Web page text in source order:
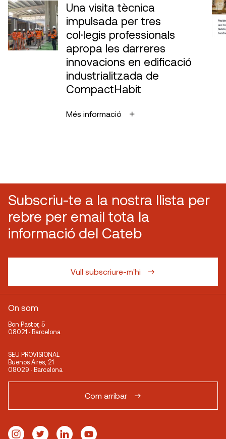
Una visita tècnica
impulsada per tres
col·legis professionals
apropa les darreres
innovacions en edificació
industrialitzada de
CompactHabit
Més informació
Subscriu-te a la nostra llista per
rebre per email tota la
informació del Cateb
Vull subscriure-m'hi
On som
Bon Pastor, 5
08021 · Barcelona
SEU PROVISIONAL
Buenos Aires, 21
08029 · Barcelona
Com arribar